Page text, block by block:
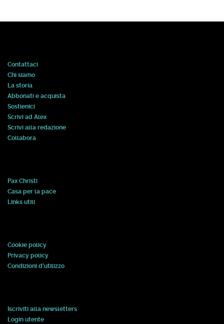
Contattaci
Chi siamo
La storia
Abbonati e acquista
Sostienici
Scrivi ad Alex
Scrivi alla redazione
Collabora
Pax Christi
Casa per la pace
Links utili
Cookie policy
Privacy policy
Condizioni d'utilizzo
Iscriviti alla newsletters
Login utente